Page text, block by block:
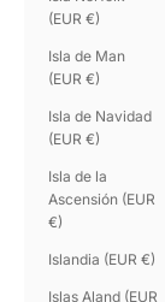
(EUR €)
Isla de Man
(EUR €)
Isla de Navidad
(EUR €)
Isla de la
Ascensión (EUR
€)
Islandia (EUR €)
Islas Aland (EUR